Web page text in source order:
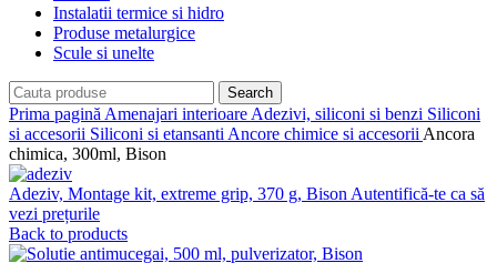
Instalatii termice si hidro
Produse metalurgice
Scule si unelte
Search
Prima pagină Amenajari interioare Adezivi, siliconi si benzi Siliconi
si accesorii Siliconi si etansanti Ancore chimice si accesorii Ancora
chimica, 300ml, Bison
Adeziv, Montage kit, extreme grip, 370 g, Bison Autentifică-te ca să
vezi prețurile
Back to products